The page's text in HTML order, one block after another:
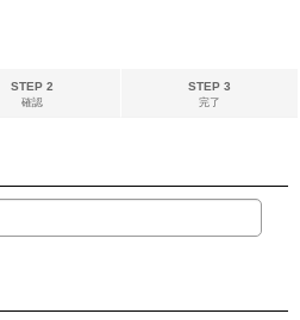
STEP 2
確認
STEP 3
完了